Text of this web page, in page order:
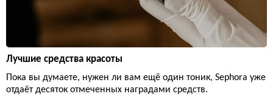
Лучшие средства красоты
Пока вы думаете, нужен ли вам ещё один тоник, Sephora уже
отдаёт десяток отмеченных наградами средств.